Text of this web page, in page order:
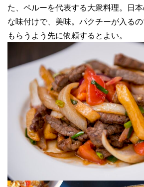
た、ペルーを代表する大衆料理。日
な味付けで、美味。パクチーが入る
もらうよう先に依頼するとよい。